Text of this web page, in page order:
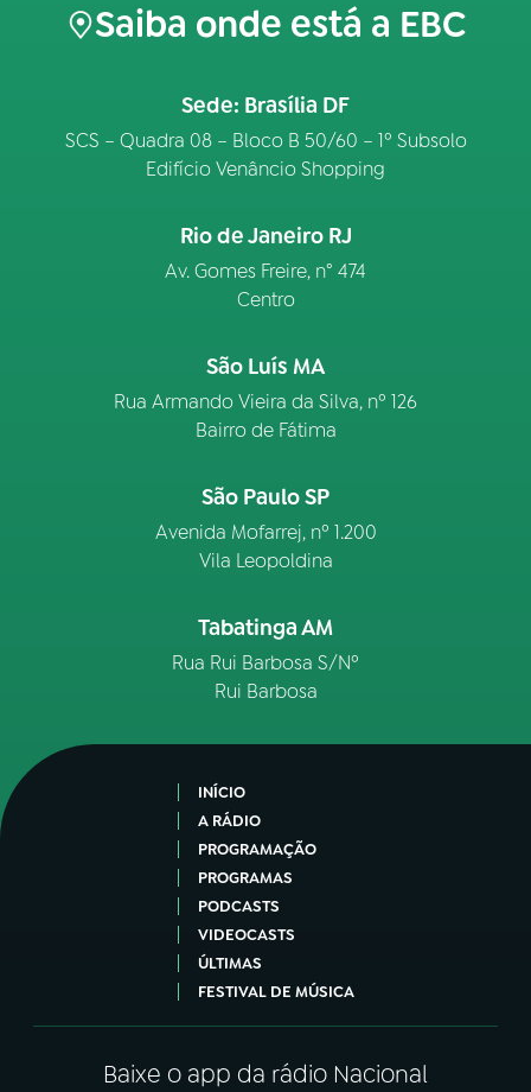
Saiba onde está a EBC
Sede: Brasília DF
SCS – Quadra 08 – Bloco B 50/60 – 1º Subsolo
Edifício Venâncio Shopping
Rio de Janeiro RJ
Av. Gomes Freire, n° 474
Centro
São Luís MA
Rua Armando Vieira da Silva, nº 126
Bairro de Fátima
São Paulo SP
Avenida Mofarrej, nº 1.200
Vila Leopoldina
Tabatinga AM
Rua Rui Barbosa S/Nº
Rui Barbosa
INÍCIO
A RÁDIO
PROGRAMAÇÃO
PROGRAMAS
PODCASTS
VIDEOCASTS
ÚLTIMAS
FESTIVAL DE MÚSICA
Baixe o app da rádio Nacional